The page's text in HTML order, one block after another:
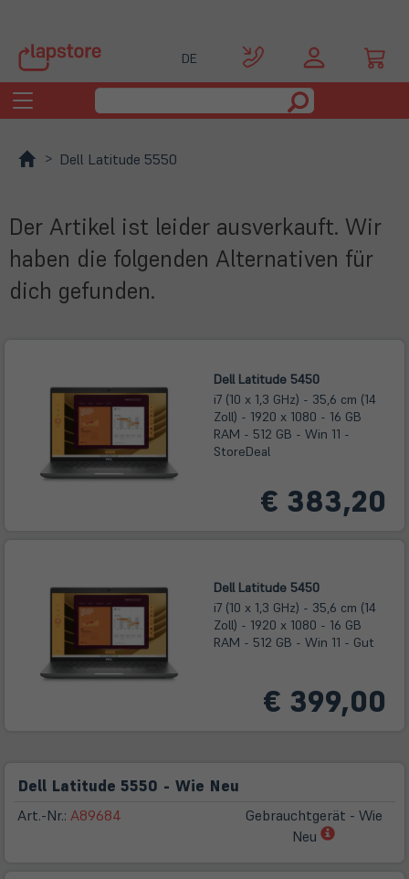
DE
Toggle
navigation
Dell Latitude 5550
Der Artikel ist leider ausverkauft. Wir
haben die folgenden Alternativen für
dich gefunden.
Dell Latitude 5450
i7 (10 x 1,3 GHz) - 35,6 cm (14
Zoll) - 1920 x 1080 - 16 GB
RAM - 512 GB - Win 11 -
StoreDeal
€ 383,20
Dell Latitude 5450
i7 (10 x 1,3 GHz) - 35,6 cm (14
Zoll) - 1920 x 1080 - 16 GB
RAM - 512 GB - Win 11 - Gut
€ 399,00
Dell Latitude 5550 - Wie Neu
Art.-Nr.: A89684
Gebrauchtgerät - Wie
Neu
(öffnet